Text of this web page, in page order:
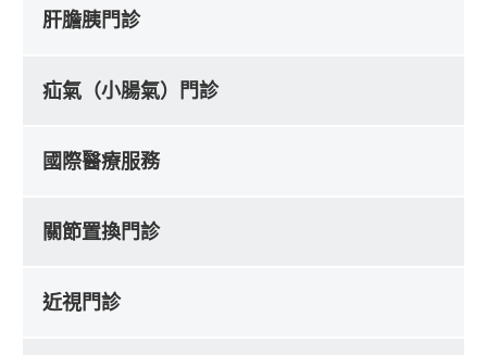
肝膽胰門診
疝氣（小腸氣）門診
國際醫療服務
關節置換門診
近視門診